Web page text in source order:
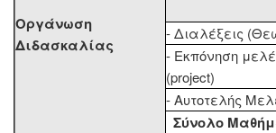
Οργάνωση
Διδασκαλίας
- Διαλέξεις
- Εκπόνηση
(project)
- Αυτοτελής
Σύνολο